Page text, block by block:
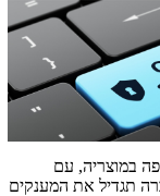
במוצריה, עם
בנוסף, החברה תגדיל את המענקים